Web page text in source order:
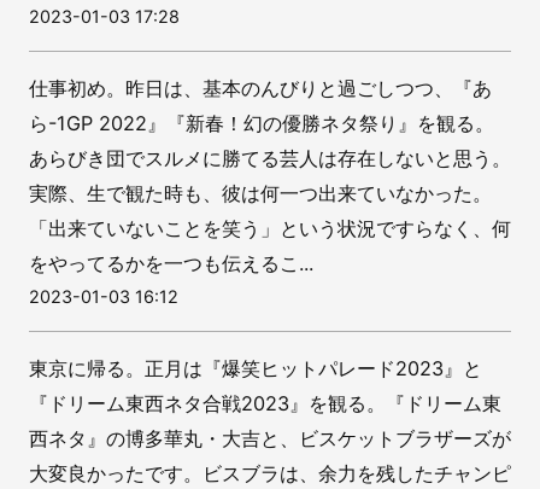
2023-01-03 17:28
仕事初め。昨日は、基本のんびりと過ごしつつ、『あ
ら-1GP 2022』『新春！幻の優勝ネタ祭り』を観る。
あらびき団でスルメに勝てる芸人は存在しないと思う。
実際、生で観た時も、彼は何一つ出来ていなかった。
「出来ていないことを笑う」という状況ですらなく、何
をやってるかを一つも伝えるこ...
2023-01-03 16:12
東京に帰る。正月は『爆笑ヒットパレード2023』と
『ドリーム東西ネタ合戦2023』を観る。『ドリーム東
西ネタ』の博多華丸・大吉と、ビスケットブラザーズが
大変良かったです。ビスブラは、余力を残したチャンピ